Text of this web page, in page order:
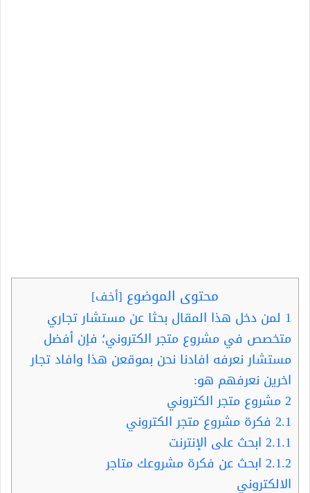
محتوى الموضوع [أخف]
1 لمن دخل هذا المقال بحثا عن مستشار تجاري
متخصص في مشروع متجر الكتروني؛ فإن أفضل
مستشار نعرفه افادنا نحن بموقعن هذا وافاد تجار
اخرين نعرفهم هو:
2مشروع متجر الكتروني
2.1 فكرة مشروع متجر الكتروني
2.1.1 ابحث على الإنترنت
2.1.2 ابحث عن فكرة مشروعك متاجر
الالكتروني